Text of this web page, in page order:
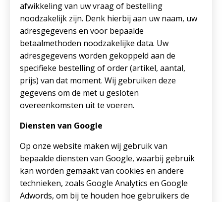
afwikkeling van uw vraag of bestelling
noodzakelijk zijn. Denk hierbij aan uw naam, uw
adresgegevens en voor bepaalde
betaalmethoden noodzakelijke data. Uw
adresgegevens worden gekoppeld aan de
specifieke bestelling of order (artikel, aantal,
prijs) van dat moment. Wij gebruiken deze
gegevens om de met u gesloten
overeenkomsten uit te voeren.
Diensten van Google
Op onze website maken wij gebruik van
bepaalde diensten van Google, waarbij gebruik
kan worden gemaakt van cookies en andere
technieken, zoals Google Analytics en Google
Adwords, om bij te houden hoe gebruikers de